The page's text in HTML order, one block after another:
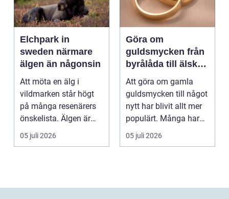
Elchpark in
sweden närmare
älgen än någonsin
Att möta en älg i
vildmarken står högt
på många resenärers
önskelista. Älgen är
Skandinaviens ikonis...
05 juli 2026
Göra om
guldsmycken från
byrålåda till älskad
favorit
Att göra om gamla
guldsmycken till något
nytt har blivit allt mer
populärt. Många har
ärvda ringar, ...
05 juli 2026